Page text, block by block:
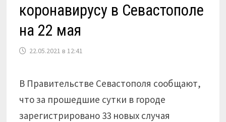
коронавирусу в Севастополе
на 22 мая
22.05.2021 в 12:41
В Правительстве Севастополя сообщают,
что за прошедшие сутки в городе
зарегистрировано 33 новых случая